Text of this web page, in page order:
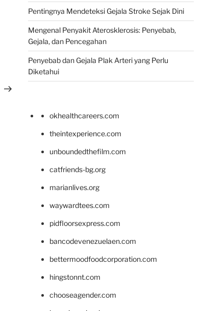
Pentingnya Mendeteksi Gejala Stroke Sejak Dini
Mengenal Penyakit Aterosklerosis: Penyebab,
Gejala, dan Pencegahan
Penyebab dan Gejala Plak Arteri yang Perlu
Diketahui
okhealthcareers.com
theintexperience.com
unboundedthefilm.com
catfriends-bg.org
marianlives.org
waywardtees.com
pidfloorsexpress.com
bancodevenezuelaen.com
bettermoodfoodcorporation.com
hingstonnt.com
chooseagender.com